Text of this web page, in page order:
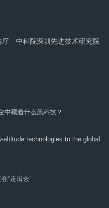
厅 中科院深圳先进技术研究院
中藏着什么黑科技？
altitude technologies to the global
“走出去”